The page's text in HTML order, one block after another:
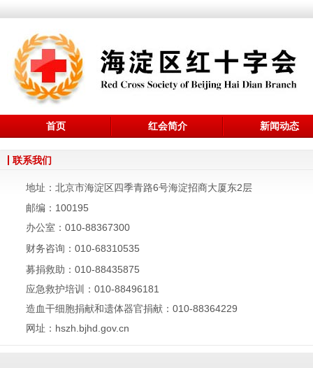
首页 红会简介 新闻动态
联系我们
地址：北京市海淀区四季青路6号海淀招商大厦东2层
邮编：100195
办公室：010-88367300
财务咨询 ：010-68310535
募捐救助： 010-88435875
应急救护培训： 010-88496181
造血干细胞捐献和遗体器官捐献： 010-88364229
网址：hszh.bjhd.gov.cn